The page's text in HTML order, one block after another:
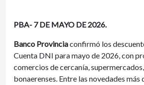
PBA- 7 DE MAYO DE 2026.
Banco Provinciaconfirmó los
Cuenta DNI para mayo de 2026, con
comercios de cercanía,
bonaerenses. Entre las novedades más